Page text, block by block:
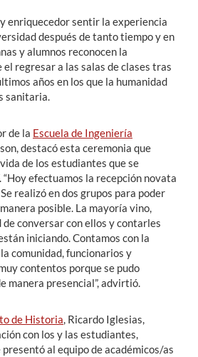
enriquecedor sentir la experiencia
después de tanto tiempo y en
y alumnos reconocen la
regresar a las salas de clases tras
años en los que la humanidad
sanitaria.
de la Escuela de Ingeniería
destacó esta ceremonia que
de los estudiantes que se
“Hoy efectuamos la recepción novata
realizó en dos grupos para poder
posible. La mayoría vino,
conversar con ellos y contarles
iniciando. Contamos con la
comunidad, funcionarios y
contentos porque se pudo
manera presencial”, advirtió.
de Historia, Ricardo Iglesias,
con los y las estudiantes,
al equipo de académicos/as